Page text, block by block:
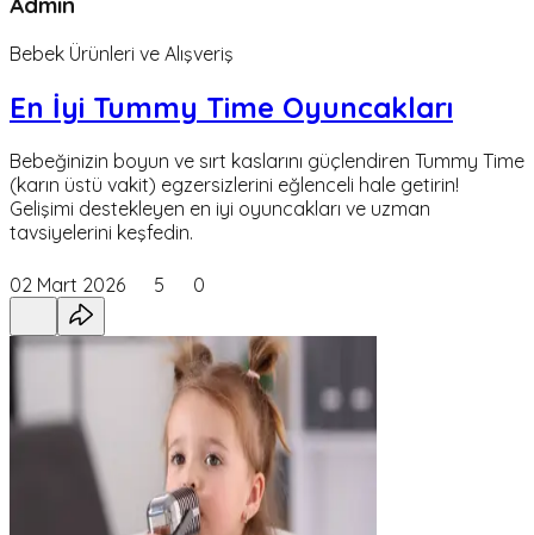
Bebek Ürünleri ve Alışveriş
En İyi Tummy Time Oyuncakları
Bebeğinizin boyun ve sırt kaslarını güçlendiren Tummy Time
(karın üstü vakit) egzersizlerini eğlenceli hale getirin!
Gelişimi destekleyen en iyi oyuncakları ve uzman
tavsiyelerini keşfedin.
02 Mart 2026 5 0